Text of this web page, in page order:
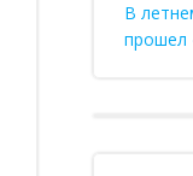
В
прошел